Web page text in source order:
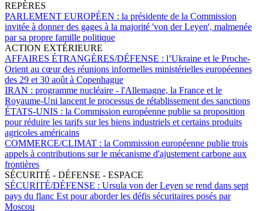
REPÈRES
PARLEMENT EUROPÉEN : la présidente de la Commission
invitée à donner des gages à la majorité 'von der Leyen', malmenée
par sa propre famille politique
ACTION EXTÉRIEURE
AFFAIRES ÉTRANGÈRES/DÉFENSE : l’Ukraine et le Proche-
Orient au cœur des réunions informelles ministérielles européennes
des 29 et 30 août à Copenhague
IRAN : programme nucléaire - l'Allemagne, la France et le
Royaume-Uni lancent le processus de rétablissement des sanctions
ÉTATS-UNIS : la Commission européenne publie sa proposition
pour réduire les tarifs sur les biens industriels et certains produits
agricoles américains
COMMERCE/CLIMAT : la Commission européenne publie trois
appels à contributions sur le mécanisme d'ajustement carbone aux
frontières
SÉCURITÉ - DÉFENSE - ESPACE
SÉCURITÉ/DÉFENSE : Ursula von der Leyen se rend dans sept
pays du flanc Est pour aborder les défis sécuritaires posés par
Moscou